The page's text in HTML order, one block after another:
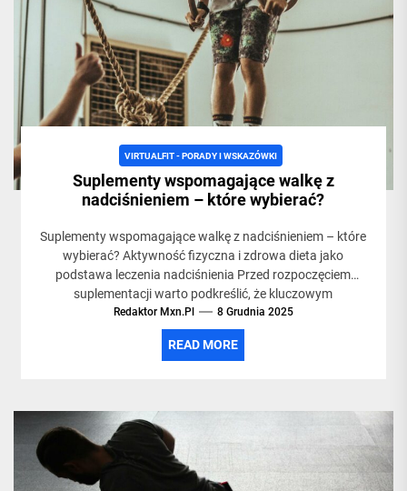
VIRTUALFIT - PORADY I WSKAZÓWKI
Suplementy wspomagające walkę z
nadciśnieniem – które wybierać?
Suplementy wspomagające walkę z nadciśnieniem – które
wybierać? Aktywność fizyczna i zdrowa dieta jako
podstawa leczenia nadciśnienia Przed rozpoczęciem
suplementacji warto podkreślić, że kluczowym
elementem...
Redaktor Mxn.pl 8 Grudnia 2025
READ MORE